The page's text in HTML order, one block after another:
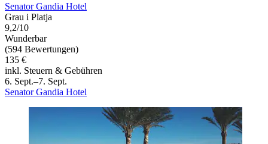
Senator Gandia Hotel
Grau i Platja
9,2/10
Wunderbar
(594 Bewertungen)
135 €
inkl. Steuern & Gebühren
6. Sept.–7. Sept.
Senator Gandia Hotel